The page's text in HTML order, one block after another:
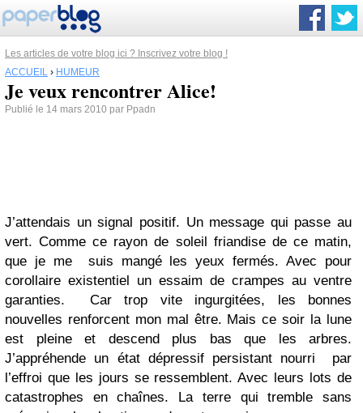
Les articles de votre blog ici ? Inscrivez votre blog !
ACCUEIL › HUMEUR
Je veux rencontrer Alice!
Publié le 14 mars 2010 par Ppadn
J’attendais un signal positif. Un message qui passe au
vert. Comme ce rayon de soleil friandise de ce matin,
que je me suis mangé les yeux fermés. Avec pour
corollaire existentiel un essaim de crampes au ventre
garanties. Car trop vite ingurgitées, les bonnes
nouvelles renforcent mon mal être. Mais ce soir la lune
est pleine et descend plus bas que les arbres.
J’appréhende un état dépressif persistant nourri par
l’effroi que les jours se ressemblent. Avec leurs lots de
catastrophes en chaînes. La terre qui tremble sans